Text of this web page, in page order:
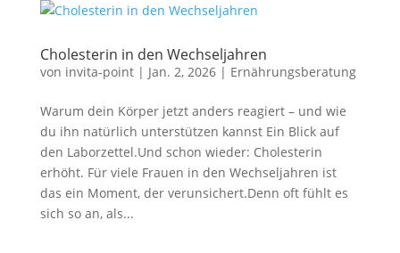
Cholesterin in den Wechseljahren
von invita-point| Jan. 2, 2026| Ernährungsberatung
Warum dein Körper jetzt anders reagiert – und wie
du ihn natürlich unterstützen kannst Ein Blick auf
den Laborzettel.Und schon wieder: Cholesterin
erhöht. Für viele Frauen in den Wechseljahren ist
das ein Moment, der verunsichert.Denn oft fühlt es
sich so an, als...